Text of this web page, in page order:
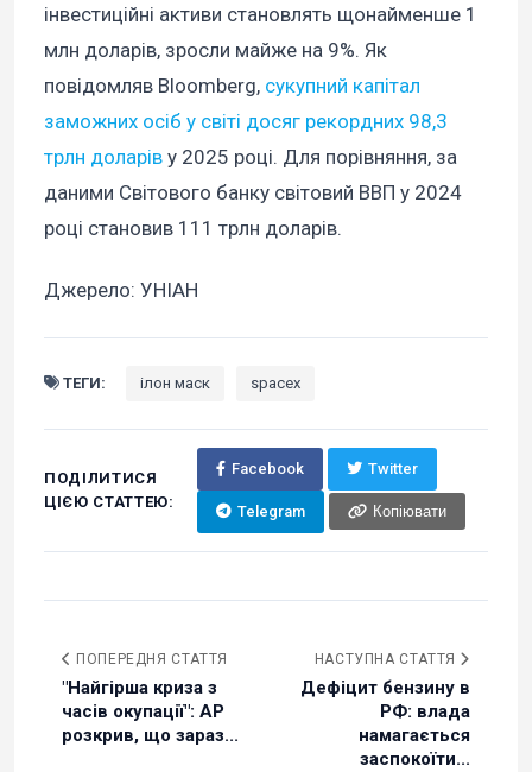
інвестиційні активи становлять щонайменше 1
млн доларів, зросли майже на 9%. Як
повідомляв Bloomberg, сукупний капітал
заможних осіб у світі досяг рекордних 98,3
трлн доларів у 2025 році. Для порівняння, за
даними Світового банку світовий ВВП у 2024
році становив 111 трлн доларів.
Джерело: УНІАН
ТЕГИ: ілон маск spacex
ПОДІЛИТИСЯ
ЦІЄЮ СТАТТЕЮ:
Facebook Twitter
Telegram Копіювати
ПОПЕРЕДНЯ СТАТТЯ
"Найгірша криза з
часів окупації": AP
розкрив, що зараз...
НАСТУПНА СТАТТЯ
Дефіцит бензину в
РФ: влада
намагається
заспокоїти...